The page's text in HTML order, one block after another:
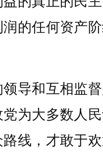
的任何资产
和互相监督
为大多数人
线，才敢于